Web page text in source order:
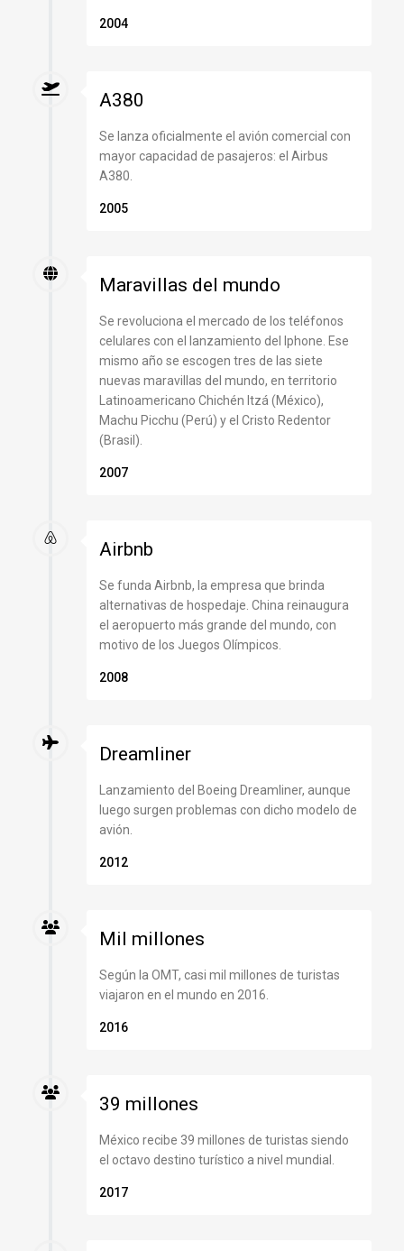
2004
A380
Se lanza oficialmente el avión comercial con
mayor capacidad de pasajeros: el Airbus
A380.
2005
Maravillas del mundo
Se revoluciona el mercado de los teléfonos
celulares con el lanzamiento del Iphone. Ese
mismo año se escogen tres de las siete
nuevas maravillas del mundo, en territorio
Latinoamericano Chichén Itzá (México),
Machu Picchu (Perú) y el Cristo Redentor
(Brasil).
2007
Airbnb
Se funda Airbnb, la empresa que brinda
alternativas de hospedaje. China reinaugura
el aeropuerto más grande del mundo, con
motivo de los Juegos Olímpicos.
2008
Dreamliner
Lanzamiento del Boeing Dreamliner, aunque
luego surgen problemas con dicho modelo de
avión.
2012
Mil millones
Según la OMT, casi mil millones de turistas
viajaron en el mundo en 2016.
2016
39 millones
México recibe 39 millones de turistas siendo
el octavo destino turístico a nivel mundial.
2017